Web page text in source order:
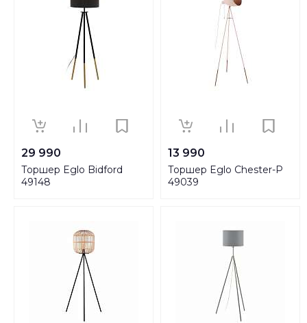
29 990
Торшер Eglo Bidford
49148
13 990
Торшер Eglo Chester-P
49039